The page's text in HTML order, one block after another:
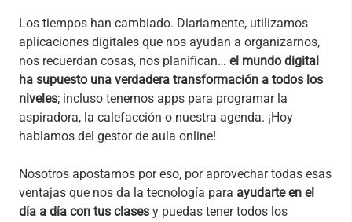
Los tiempos han cambiado. Diariamente, utilizamos
aplicaciones digitales que nos ayudan a organizarnos,
nos recuerdan cosas, nos planifican… el mundo digital
ha supuesto una verdadera transformación a todos los
niveles; incluso tenemos apps para programar la
aspiradora, la calefacción o nuestra agenda. ¡Hoy
hablamos del gestor de aula online!
Nosotros apostamos por eso, por aprovechar todas esas
ventajas que nos da la tecnología para ayudarte en el
día a día con tus clases y puedas tener todos los